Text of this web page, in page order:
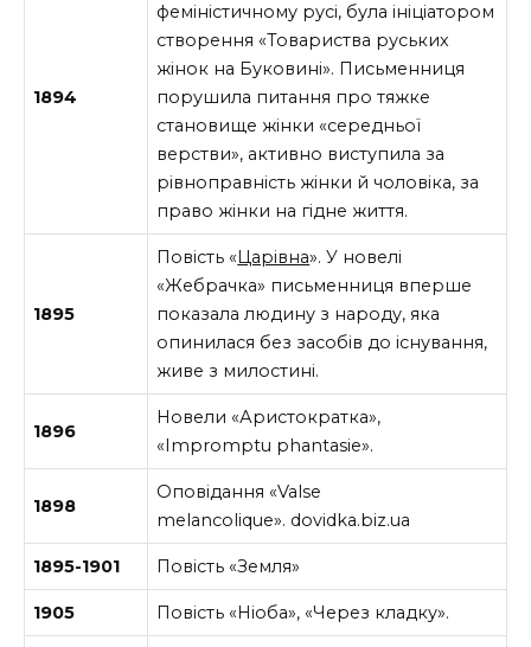
1894
феміністичному русі, була ініціатором
створення «Товариства руських
жінок на Буковині». Письменниця
порушила питання про тяжке
становище жінки «середньої
верстви», активно виступила за
рівноправність жінки й чоловіка, за
право жінки на гідне життя.
1895
Повість «Царівна». У новелі
«Жебрачка» письменниця вперше
показала людину з народу, яка
опинилася без засобів до існування,
живе з милостині.
1896
Новели «Аристократка»,
«Impromptu phantasie».
1898
Оповідання «Valse
melancolique». dovidka.biz.ua
1895-1901 Повість «Земля»
1905 Повість «Ніоба», «Через кладку».